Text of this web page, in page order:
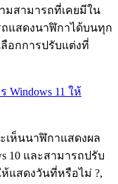
มสามารถที่เคยมีใน
ถแสดงนาฬิกาได้บนทุก
ลือกการปรับแต่งที่
Windows 11 ให้
ะเห็นนาฬิกาแสดงผล
10 และสามารถปรับ
ห้แสดงวันที่หรือไม่ ?,